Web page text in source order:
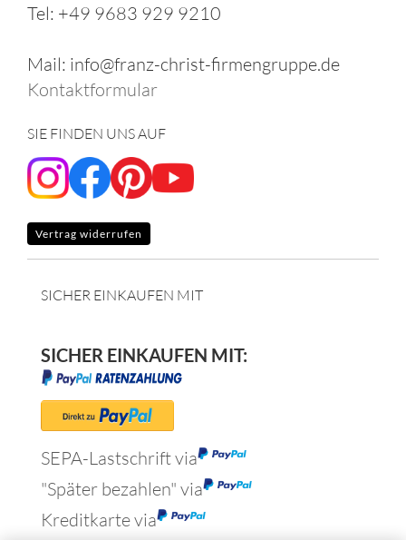
Tel: +49 9683 929 9210
Mail: info@franz-christ-firmengruppe.de
Kontaktformular
SIE FINDEN UNS AUF
Vertrag widerrufen
SICHER EINKAUFEN MIT
SICHER EINKAUFEN MIT:
SEPA-Lastschrift via
"Später bezahlen" via
Kreditkarte via